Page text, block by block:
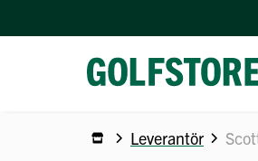
Leverantör